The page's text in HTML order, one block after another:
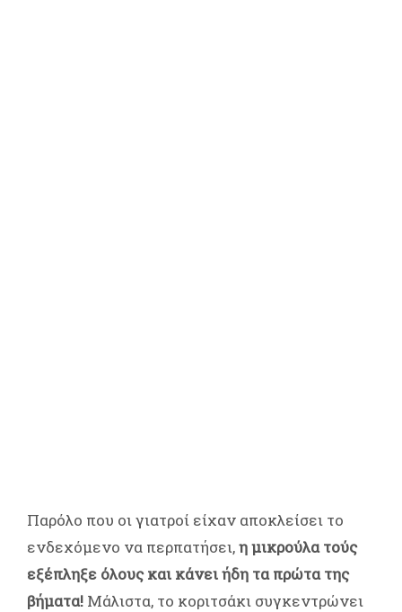
Παρόλο που οι γιατροί είχαν αποκλείσει το
ενδεχόμενο να περπατήσει,η μικρούλα τούς
εξέπληξε όλους και κάνει ήδη τα πρώτα της
βήματα! Μάλιστα, το κοριτσάκι συγκεντρώνει